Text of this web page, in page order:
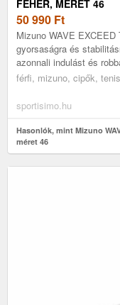
FEHÉR, MÉRET 46
50 990 Ft
Mizuno WAVE
gyorsaságra és
azonnali indulást és
férfi, mizuno, cipők,
sportisimo.hu
Hasonlók, mint Mizuno
méret 46